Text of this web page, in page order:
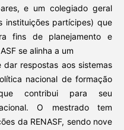
e um colegiado geral
instituições partícipes) que
fins de planejamento e
se alinha a um
respostas aos sistemas
nacional de formação
contribui para seu
O mestrado tem
da RENASF, sendo nove